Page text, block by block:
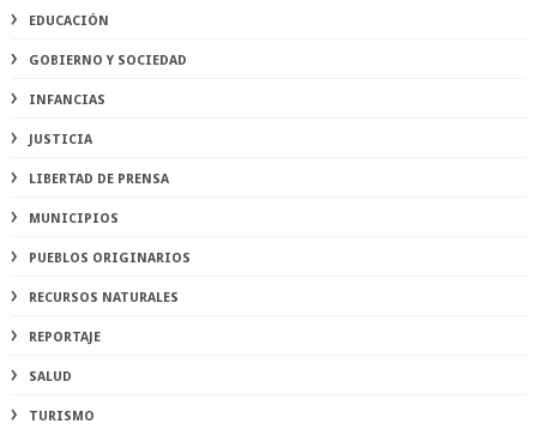
EDUCACIÓN
GOBIERNO Y SOCIEDAD
INFANCIAS
JUSTICIA
LIBERTAD DE PRENSA
MUNICIPIOS
PUEBLOS ORIGINARIOS
RECURSOS NATURALES
REPORTAJE
SALUD
TURISMO